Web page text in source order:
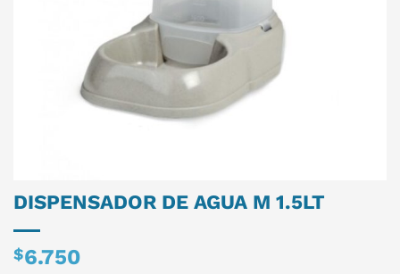
DISPENSADOR DE AGUA M 1.5LT
$6.750